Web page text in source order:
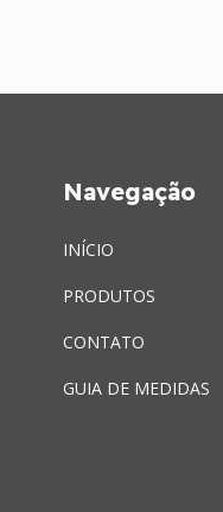
Navegação
INÍCIO
PRODUTOS
CONTATO
GUIA DE MEDIDAS